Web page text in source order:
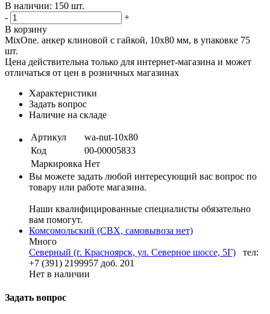
В наличии: 150 шт.
-
+
В корзину
MixOne. анкер клиновой с гайкой, 10x80 мм, в упаковке 75
шт.
Цена действительна только для интернет-магазина и может
отличаться от цен в розничных магазинах
Характеристики
Задать вопрос
Наличие на складе
Артикул
wa-nut-10x80
Код
00-00005833
Маркировка Нет
Вы можете задать любой интересующий вас вопрос по
товару или работе магазина.
Наши квалифицированные специалисты обязательно
вам помогут.
Комсомольский (СВХ, самовывоза нет)
Много
Северный (г. Красноярск, ул. Северное шоссе, 5Г)
тел:
+7 (391) 2199957 доб. 201
Нет в наличии
Задать вопрос